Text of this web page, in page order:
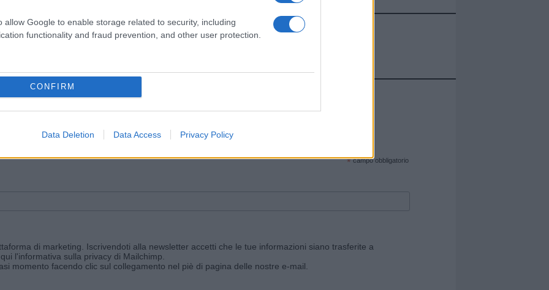
allow Google to enable storage related to security, including
functionality and fraud prevention, and other user protection.
CONFIRM
Data Deletion Data Access Privacy Policy
e ricevi le nostre email periodiche contenenti le ultime notizie pubblicate sul sito web!
*campo obbligatorio
di marketing. Iscrivendoti alla newsletter accetti che le tue informazioni siano trasferite a
l'informativa sulla privacy di Mailchimp
momento facendo clic sul collegamento nel piè di pagina delle nostre e-mail.